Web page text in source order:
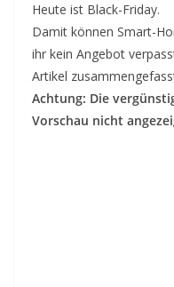
Heute ist Black-Friday.
Damit können Smart-
ihr kein Angebot
Artikel
Achtung: Die
Vorschau nicht